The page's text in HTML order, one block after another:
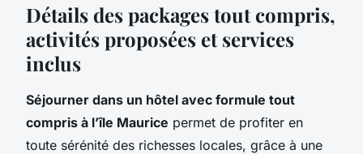
Détails des packages tout compris,
activités proposées et services
inclus
Séjourner dans un hôtel avec formule tout
compris à l’île Maurice permet de profiter en
toute sérénité des richesses locales, grâce à une